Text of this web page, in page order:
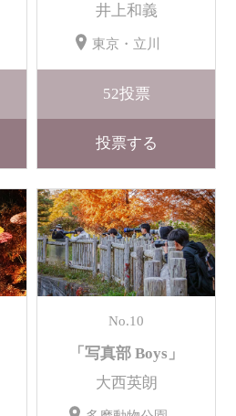
井上和義
東京・立川
52投票
投票する
No.10
「写真部 Boys」
大西英朗